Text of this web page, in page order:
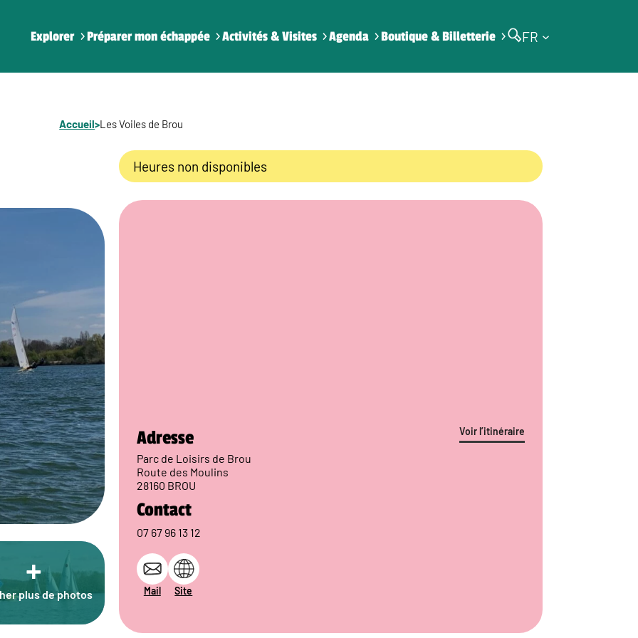
Explorer Préparer mon échappée Activités & Visites Agenda Boutique & Billetterie FR
Accueil>Les Voiles de Brou
+
plus de photos
Heures non disponibles
Voir l’itinéraire
Adresse
Parc de Loisirs de Brou
Route des Moulins
28160 BROU
Contact
07 67 96 13 12
Mail Site